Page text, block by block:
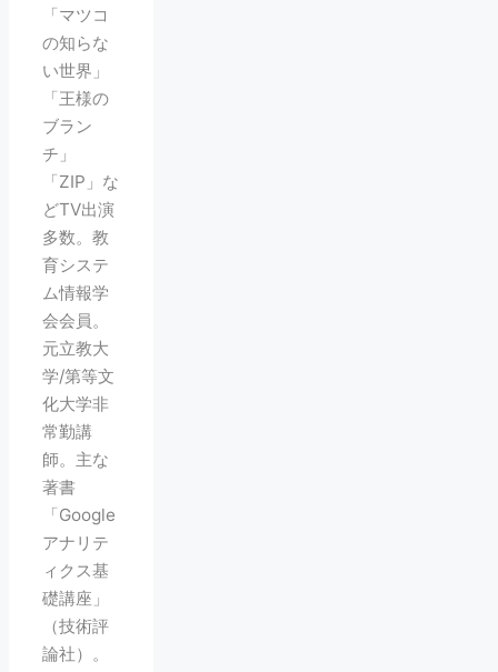
「マツコ
の知らな
い世界」
「王様の
ブラン
チ」
「ZIP」な
どTV出演
多数。教
育システ
ム情報学
会会員。
元立教大
学/第等文
化大学非
常勤講
師。主な
著書
「Google
アナリテ
ィクス基
礎講座」
（技術評
論社）。